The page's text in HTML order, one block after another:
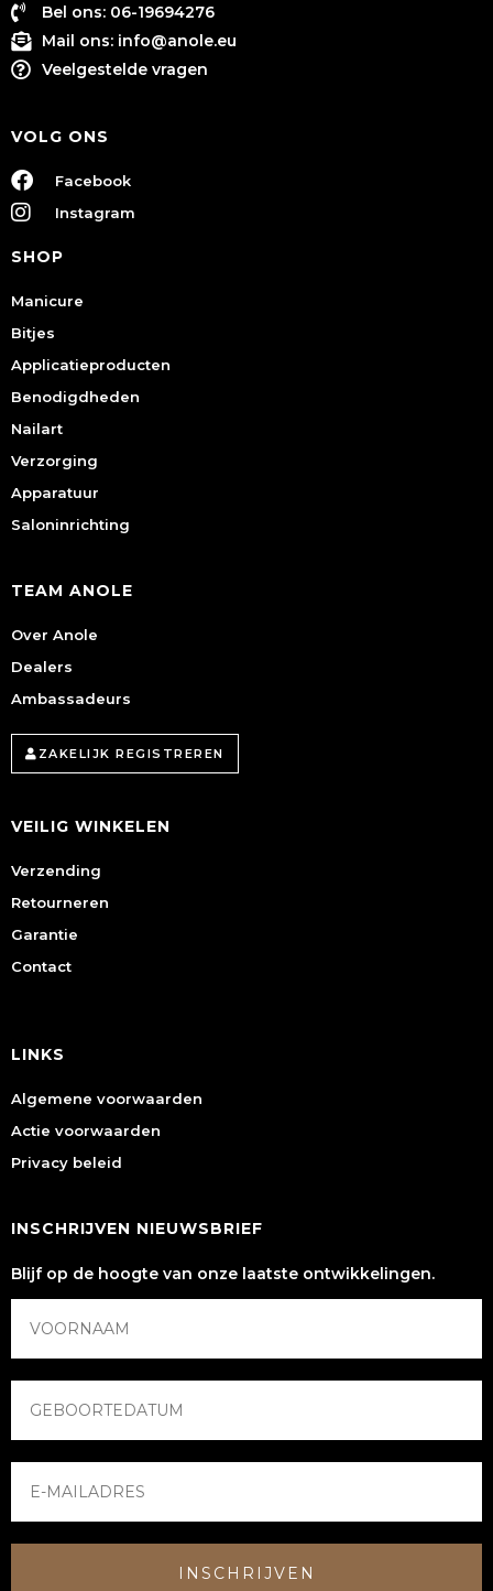
Bel ons: 06-19694276
Mail ons: info@anole.eu
Veelgestelde vragen
VOLG ONS
Facebook
Instagram
SHOP
Manicure
Bitjes
Applicatieproducten
Benodigdheden
Nailart
Verzorging
Apparatuur
Saloninrichting
TEAM ANOLE
Over Anole
Dealers
Ambassadeurs
ZAKELIJK REGISTREREN
VEILIG WINKELEN
Verzending
Retourneren
Garantie
Contact
LINKS
Algemene voorwaarden
Actie voorwaarden
Privacy beleid
INSCHRIJVEN NIEUWSBRIEF
Blijf op de hoogte van onze laatste ontwikkelingen.
INSCHRIJVEN